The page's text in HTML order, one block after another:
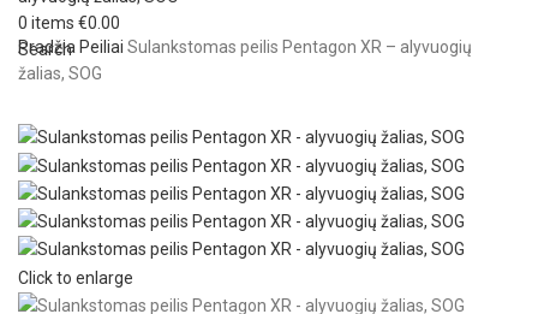
0 items €0.00
Search
Pradžia Peiliai Sulankstomas peilis Pentagon XR – alyvuogių
žalias, SOG
Click to enlarge